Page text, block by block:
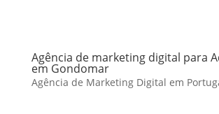
Agência de marketing digital para
em Gondomar
Agência de Marketing Digital em